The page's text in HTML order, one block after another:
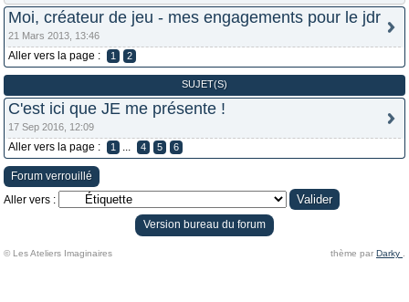
Moi, créateur de jeu - mes engagements pour le jdr
21 Mars 2013, 13:46
Aller vers la page : 1 2
SUJET(S)
C'est ici que JE me présente !
17 Sep 2016, 12:09
Aller vers la page : 1 ... 4 5 6
Forum verrouillé
Aller vers :
Version bureau du forum
© Les Ateliers Imaginaires thème par Darky